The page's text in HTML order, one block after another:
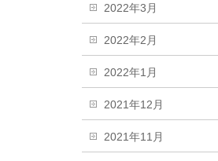
2022年3月
2022年2月
2022年1月
2021年12月
2021年11月